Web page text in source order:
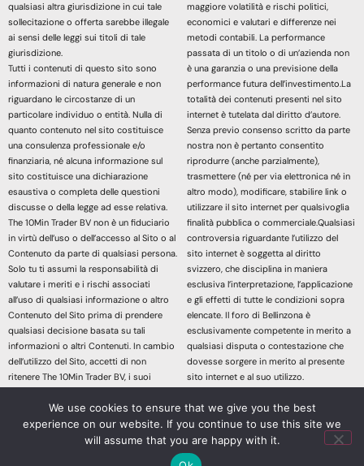
qualsiasi altra giurisdizione in cui tale
sollecitazione o offerta sarebbe illegale
ai sensi delle leggi sui titoli di tale
giurisdizione.
Tutti i contenuti di questo sito sono
informazioni di natura generale e non
riguardano le circostanze di un
particolare individuo o entità. Nulla di
quanto contenuto nel sito costituisce
una consulenza professionale e/o
finanziaria, né alcuna informazione sul
sito costituisce una dichiarazione
esaustiva o completa delle questioni
discusse o della legge ad esse relativa.
The 10Min Trader BV non è un fiduciario
in virtù dell’uso o dell’accesso al Sito o al
Contenuto da parte di qualsiasi persona.
Solo tu ti assumi la responsabilità di
valutare i meriti e i rischi associati
all’uso di qualsiasi informazione o altro
Contenuto del Sito prima di prendere
qualsiasi decisione basata su tali
informazioni o altri Contenuti. In cambio
dell’utilizzo del Sito, accetti di non
ritenere The 10Min Trader BV, i suoi
servizi responsabile di eventuali
richieste di risarcimento danni derivanti
da qualsiasi decisione presa sulla base
di informazioni o altri Contenuti messi a
maggiore volatilità e rischi politici,
economici e valutari e differenze nei
metodi contabili. La performance
passata di un titolo o di un’azienda non
è una garanzia o una previsione della
performance futura dell’investimento.La
totalità dei contenuti presenti nel sito
internet è tutelata dal diritto d’autore.
Senza previo consenso scritto da parte
nostra non è pertanto consentito
riprodurre (anche parzialmente),
trasmettere (né per via elettronica né in
altro modo), modificare, stabilire link o
utilizzare il sito internet per qualsivoglia
finalità pubblica o commerciale.Qualsiasi
controversia riguardante l’utilizzo del
sito internet è soggetta al diritto
svizzero, che disciplina in maniera
esclusiva l’interpretazione, l’applicazione
e gli effetti di tutte le condizioni sopra
elencate. Il foro di Bellinzona è
esclusivamente competente in merito a
qualsiasi disputa o contestazione che
dovesse sorgere in merito al presente
sito internet e al suo utilizzo.
dei contenuti di questo sito Web
dichiari di aver letto, compreso e
accettato le sopracitate informazioni
legali.
We use cookies to ensure that we give you the best
experience on our website. If you continue to use this site we
will assume that you are happy with it.